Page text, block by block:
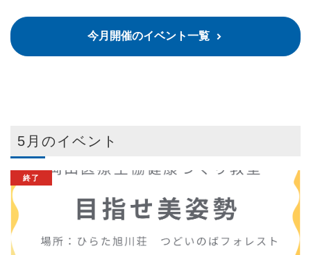
今月開催のイベント一覧
5月のイベント